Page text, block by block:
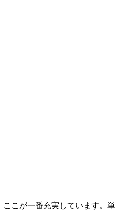
こが一番充実しています。単